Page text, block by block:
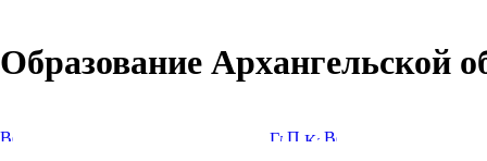
Образование Архангельской